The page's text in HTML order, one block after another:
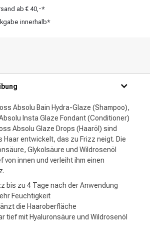
ab € 40,-*
innerhalb*
Absolu Bain Hydra-Glaze (Shampoo),
Insta Glaze Fondant (Conditioner)
Absolu Glaze Drops (Haaröl) sind
Haar entwickelt, das zu Frizz neigt. Die
Glykolsäure und Wildrosenöl
von innen und verleiht ihm einen
bis zu 4 Tage nach der Anwendung
Feuchtigkeit
die Haaroberfläche
tief mit Hyaluronsäure und Wildrosenöl